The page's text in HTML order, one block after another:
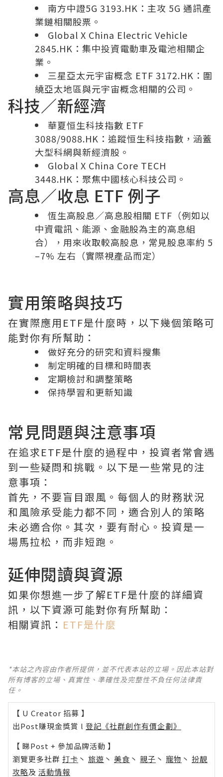
南方中證5G 3193.HK：主攻 5G 通訊產
業鏈相關股票。
Global X China Electric Vehicle
2845.HK：集中投資電動車及電池相關企
業。
三星亞太元宇宙概念 ETF 3172.HK：圍
繞亞太地區與元宇宙概念相關的公司。
科技／新經濟
華夏恒生科技指數 ETF
3088/9088.HK：追蹤恒生科技指數，涵蓋
大型科網與新經濟股。
Global X China Core TECH
3448.HK：聚焦中國核心科技公司。
高息／收息 ETF 例子
恆生高股息／高息股相關 ETF（例如以
中資電訊、能源、金融股為主的高息組
合），用來收取較高股息，常見股息率約 5
–7% 左右（實際視產品而定）
實用策略與技巧
在實際應用ETF是什麼時，以下幾個策略可
能對你有所幫助：
做好充分的研究和資料搜集
制定明確的目標和時間表
定期檢討和調整策略
保持學習和更新知識
常見問題與注意事項
在追求ETF是什麼的過程中，投資者常會遇
到一些疑問和挑戰。以下是一些常見的注
意事項：
首先，不要盲目跟風。每個人的財務狀況
和風險承受能力都不同，適合別人的策略
未必適合你。其次，要有耐心。投資是一
場馬拉松，而非短跑。
延伸閱讀與資源
如果你想進一步了解ETF是什麼的詳細資
訊，以下資源可能對你有所幫助：
相關資訊： ETF是什麼
*本站之內容由作者所提供，並不代表本站的立場。因此本站對
所有博客的立場、真實性、準確性及完整性不負任何法律責
任。
【 U Creator 招募 】
出Post賺現金獎賞 l 登記《社群創作有價企劃》
【 睇Post + 參加品牌活動 】
瀏覽更多社群 打卡 丶 旅遊 丶 美食 丶 親子 丶 寵物 丶 扮靚
攻略及 活動情報